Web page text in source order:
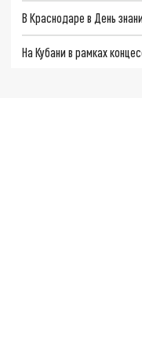
В Краснодаре в День
На Кубани в рамках